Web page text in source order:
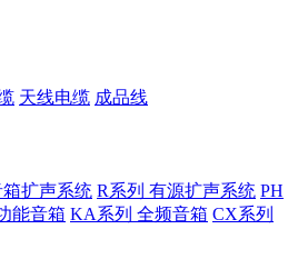
天线电缆 成品线
扩声系统 R系列 有源扩声系统 PH
能音箱 KA系列 全频音箱 CX系列